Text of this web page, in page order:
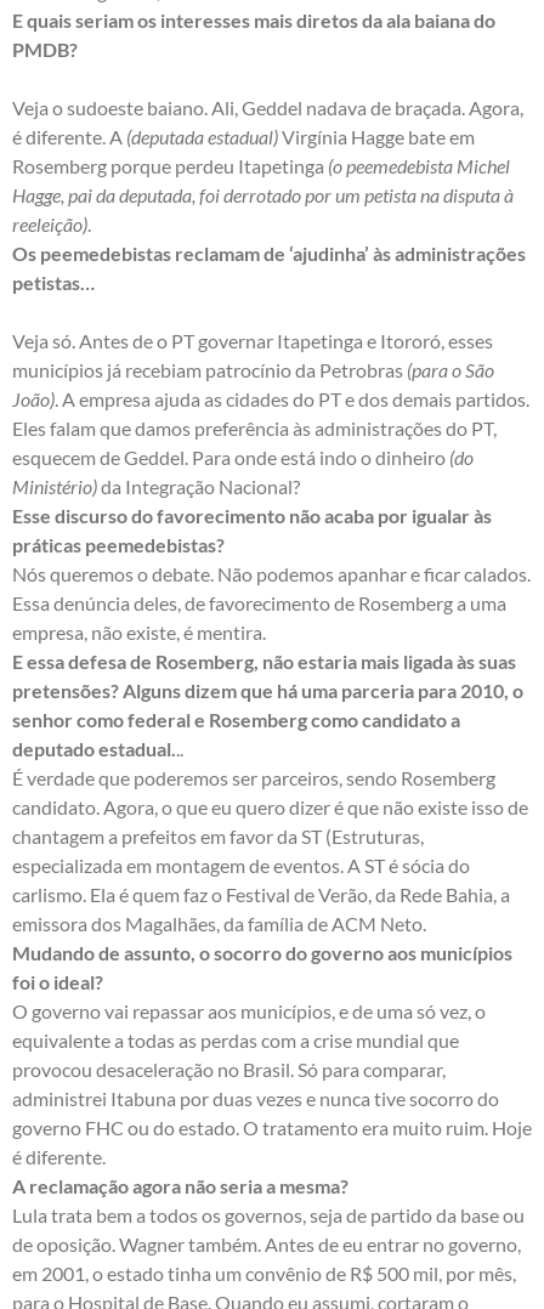
E quais seriam os interesses mais diretos da ala baiana do
PMDB?
Veja o sudoeste baiano. Ali, Geddel nadava de braçada. Agora,
é diferente. A (deputada estadual)Virgínia Hagge bate em
Rosemberg porque perdeu Itapetinga (o peemedebista Michel
Hagge, pai da deputada, foi derrotado por um petista na disputa à
reeleição).
Os peemedebistas reclamam de ‘ajudinha’ às administrações
petistas…
Veja só. Antes de o PT governar Itapetinga e Itororó, esses
municípios já recebiam patrocínio da Petrobras (para o São
João). A empresa ajuda as cidades do PT e dos demais partidos.
Eles falam que damos preferência às administrações do PT,
esquecem de Geddel. Para onde está indo o dinheiro (do
Ministério)da Integração Nacional?
Esse discurso do favorecimento não acaba por igualar às
práticas peemedebistas?
Nós queremos o debate. Não podemos apanhar e ficar calados.
Essa denúncia deles, de favorecimento de Rosemberg a uma
empresa, não existe, é mentira.
E essa defesa de Rosemberg, não estaria mais ligada às suas
pretensões? Alguns dizem que há uma parceria para 2010, o
senhor como federal e Rosemberg como candidato a
deputado estadual...
É verdade que poderemos ser parceiros, sendo Rosemberg
candidato. Agora, o que eu quero dizer é que não existe isso de
chantagem a prefeitos em favor da ST (Estruturas,
especializada em montagem de eventos. A ST é sócia do
carlismo. Ela é quem faz o Festival de Verão, da Rede Bahia, a
emissora dos Magalhães, da família de ACM Neto.
Mudando de assunto, o socorro do governo aos municípios
foi o ideal?
O governo vai repassar aos municípios, e de uma só vez, o
equivalente a todas as perdas com a crise mundial que
provocou desaceleração no Brasil. Só para comparar,
administrei Itabuna por duas vezes e nunca tive socorro do
governo FHC ou do estado. O tratamento era muito ruim. Hoje
é diferente.
A reclamação agora não seria a mesma?
Lula trata bem a todos os governos, seja de partido da base ou
de oposição. Wagner também. Antes de eu entrar no governo,
em 2001, o estado tinha um convênio de R$ 500 mil, por mês,
para o Hospital de Base. Quando eu assumi, cortaram o